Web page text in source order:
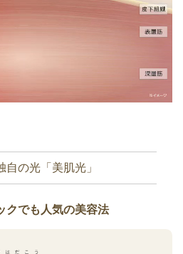
自の光「美肌光」
クでも人気の美容法